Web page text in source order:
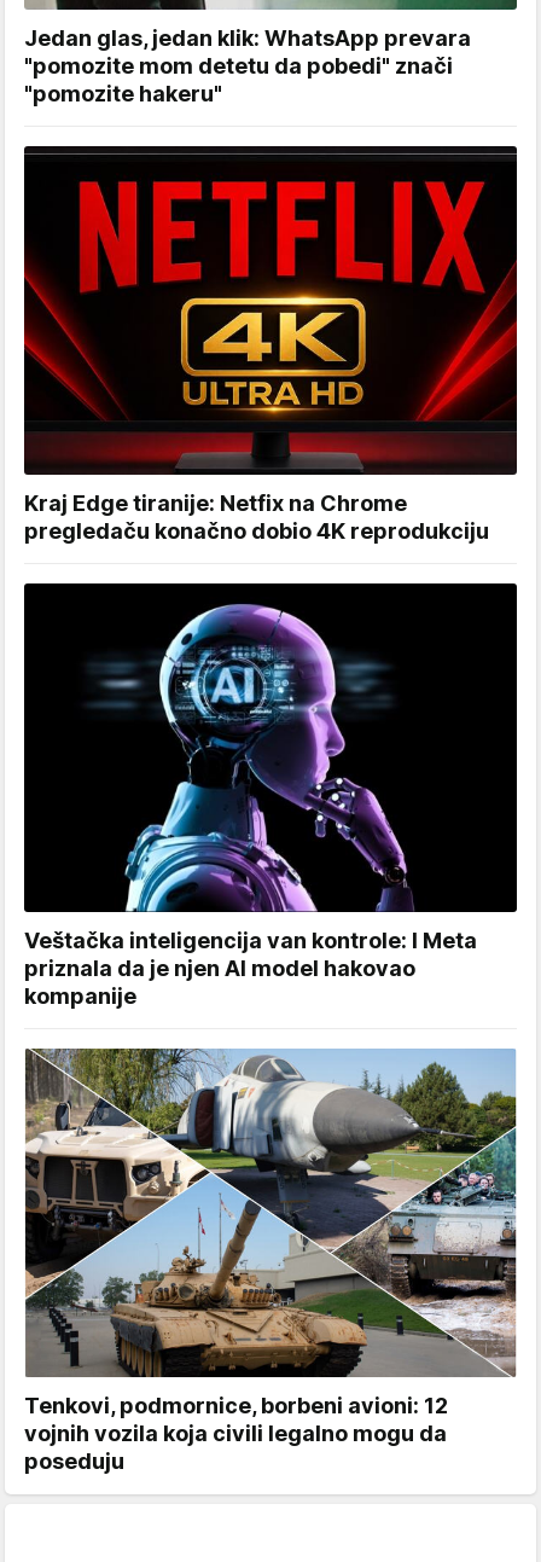
Jedan glas, jedan klik: WhatsApp prevara
"pomozite mom detetu da pobedi" znači
"pomozite hakeru"
Kraj Edge tiranije: Netfix na Chrome
pregledaču konačno dobio 4K reprodukciju
Veštačka inteligencija van kontrole: I Meta
priznala da je njen AI model hakovao
kompanije
Tenkovi, podmornice, borbeni avioni: 12
vojnih vozila koja civili legalno mogu da
poseduju